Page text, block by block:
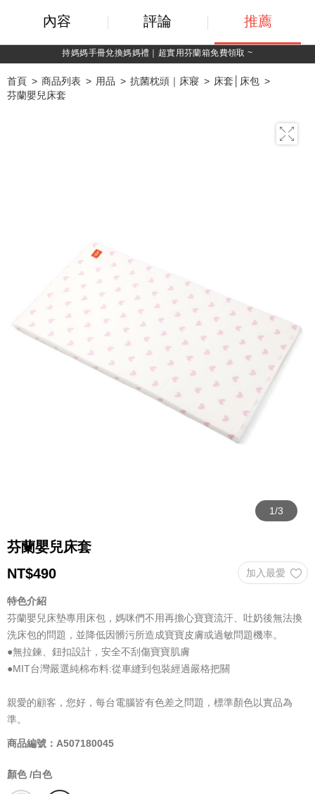
蘭箱免費領取 ~ 綁定LINE好友，500購
首頁 商品列表 用品 抗菌枕頭｜床寢
床套│床包
芬蘭嬰兒床套
芬蘭嬰兒床套
NT$490
特色介紹
芬蘭嬰兒床墊專用床包，媽咪們不用再擔心寶寶流汗、吐奶後無法換
洗床包的問題，並降低因髒污所造成寶寶皮膚或過敏問題機率。
●無拉鍊、鈕扣設計，安全不刮傷寶寶肌膚
●MIT台灣嚴選純棉布料:從車縫到包裝經過嚴格把關
親愛的顧客，您好，每台電腦皆有色差之問題，標準顏色以實品為
準。
商品編號：A507180045
顏色 /白色
內容 評論 推薦